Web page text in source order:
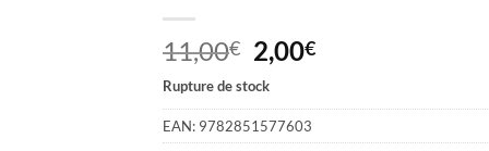
11,00€ Le
prix
initial
était :
2,00€Le
actuel
Rupture de stock
EAN: 9782851577603